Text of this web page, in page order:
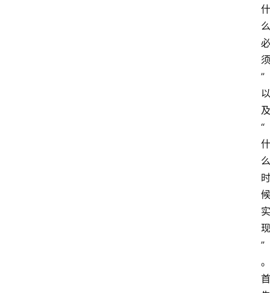
什
么
必
须
”
以
及
“
什
么
时
候
实
现
”
。
首